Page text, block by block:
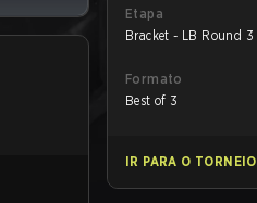
Etapa
Bracket - LB Round 3
Formato
Best of 3
IR PARA O TORNEIO